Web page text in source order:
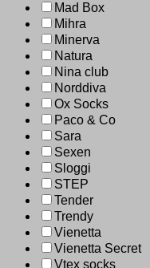
Mad Box
Mihra
Minerva
Natura
Nina club
Norddiva
Ox Socks
Paco & Co
Sara
Sexen
Sloggi
STEP
Tender
Trendy
Vienetta
Vienetta Secret
Vtex socks